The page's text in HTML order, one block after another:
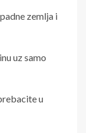
zemlja i
uz samo
u